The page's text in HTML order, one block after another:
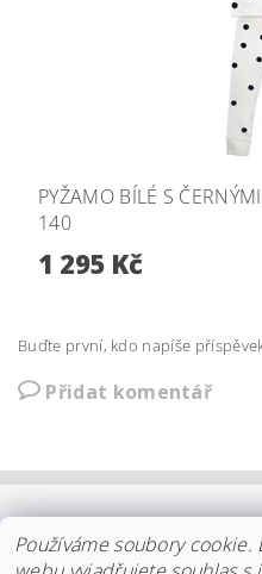
PYŽAMO BÍLÉ S
140
1 295 Kč
Buďte první, kdo napíše
Přidat komentář
| KOLEKCE STELTON
REKLAMACE/ODSTOUPENÍ |
Používáme soubory